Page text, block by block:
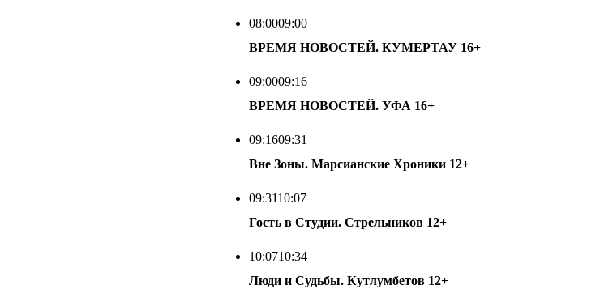
08:0009:00
ВРЕМЯ НОВОСТЕЙ. КУМЕРТАУ 16+
09:0009:16
ВРЕМЯ НОВОСТЕЙ. УФА 16+
09:1609:31
Вне Зоны. Марсианские Хроники 12+
09:3110:07
Гость в Студии. Стрельников 12+
10:0710:34
Люди и Судьбы. Кутлумбетов 12+